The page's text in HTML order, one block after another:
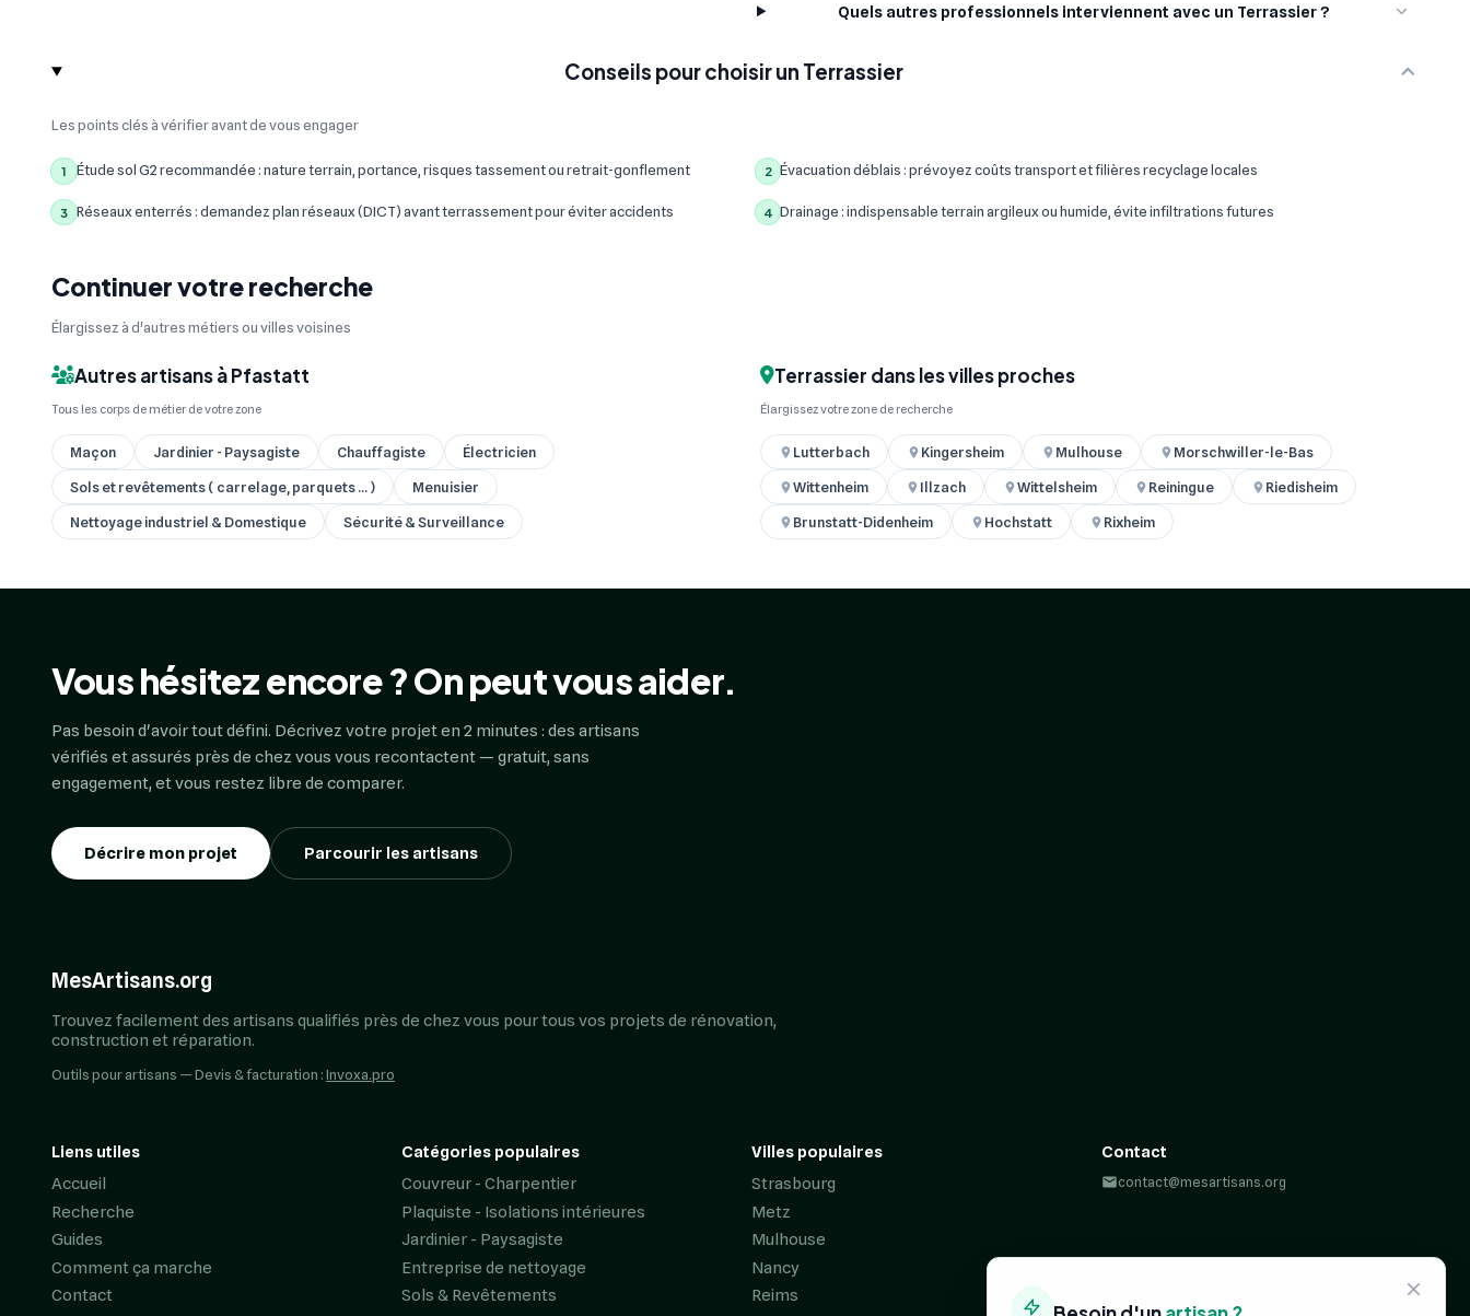
Quels autres professionnels interviennent avec un Terrassier ?
Conseils pour choisir un Terrassier
Les points clés à vérifier avant de vous engager
1 Étude sol G2 recommandée : nature terrain, portance, risques tassement ou retrait-gonflement 2 Évacuation déblais : prévoyez coûts transport et filières recyclage locales
3 Réseaux enterrés : demandez plan réseaux (DICT) avant terrassement pour éviter accidents 4 Drainage : indispensable terrain argileux ou humide, évite infiltrations futures
Continuer votre recherche
Élargissez à d'autres métiers ou villes voisines
Autres artisans à Pfastatt
Tous les corps de métier de votre zone
Maçon Jardinier - Paysagiste Chauffagiste
Électricien
Sols et revêtements ( carrelage, parquets ... )
Menuisier
Nettoyage industriel & Domestique
Sécurité & Surveillance
Terrassier dans les villes proches
Élargissez votre zone de recherche
Lutterbach Kingersheim Mulhouse
Morschwiller-le-Bas
Wittenheim
Illzach Wittelsheim Reiningue
Riedisheim
Brunstatt-Didenheim
Hochstatt Rixheim
Vous hésitez encore ? On peut vous aider.
Pas besoin d'avoir tout défini. Décrivez votre projet en 2 minutes : des artisans
vérifiés et assurés près de chez vous vous recontactent — gratuit, sans
engagement, et vous restez libre de comparer.
Décrire mon projet Parcourir les artisans
MesArtisans.org
Trouvez facilement des artisans qualifiés près de chez vous pour tous vos projets de rénovation,
construction et réparation.
Outils pour artisans — Devis & facturation :Invoxa.pro
Liens utiles
Accueil
Recherche
Guides
Comment ça marche
Contact
Catégories populaires
Couvreur - Charpentier
Plaquiste - Isolations intérieures
Jardinier - Paysagiste
Entreprise de nettoyage
Sols & Revêtements
Villes populaires
Strasbourg
Metz
Mulhouse
Nancy
Reims
Contact
contact@mesartisans.org